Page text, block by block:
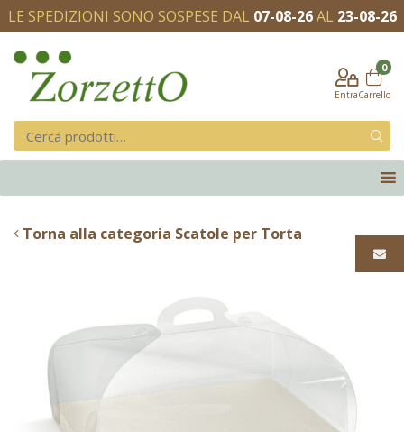
LE SPEDIZIONI SONO SOSPESE DAL 07-08-26AL 23-08-26
Entra
0
Carrello
Torna alla categoria Scatole per Torta